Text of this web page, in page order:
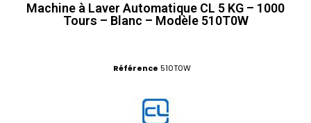
Machine à Laver Automatique CL 5 KG – 1000
Tours – Blanc – Modèle 510T0W
Référence 510T0W